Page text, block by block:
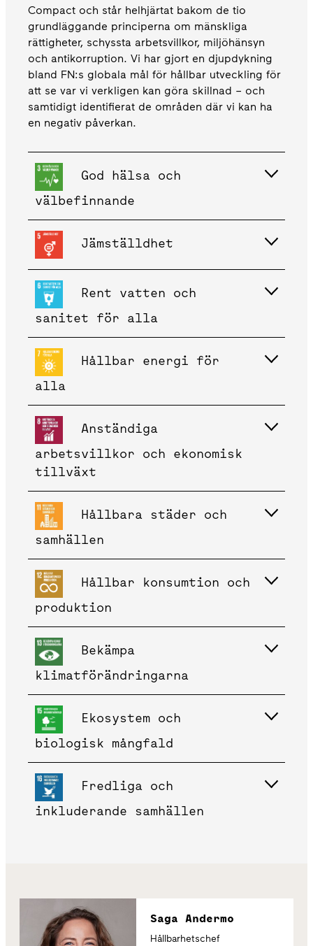
Compact och står helhjärtat bakom de tio
grundläggande principerna om mänskliga
rättigheter, schyssta arbetsvillkor, miljöhänsyn
och antikorruption. Vi har gjort en djupdykning
bland FN:s globala mål för hållbar utveckling för
att se var vi verkligen kan göra skillnad – och
samtidigt identifierat de områden där vi kan ha
en negativ påverkan.
God hälsa och
välbefinnande
Jämställdhet
Rent vatten och
sanitet för alla
Hållbar energi för
alla
Anständiga
arbetsvillkor och ekonomisk
tillväxt
Hållbara städer och
samhällen
Hållbar konsumtion och
produktion
Bekämpa
klimatförändringarna
Ekosystem och
biologisk mångfald
Fredliga och
inkluderande samhällen
Saga Andermo
Hållbarhetschef